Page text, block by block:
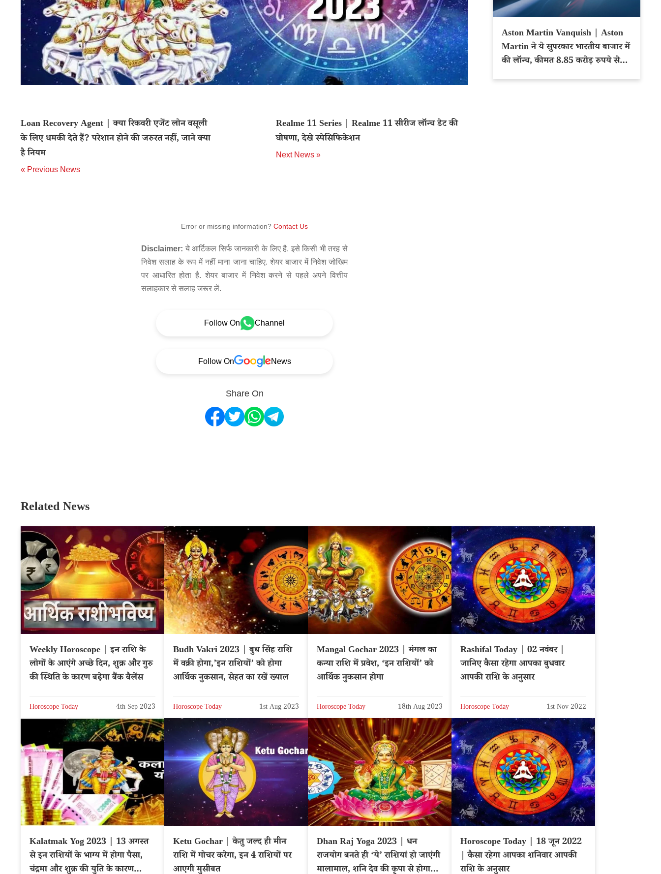
Loan Recovery Agent | क्या रिकवरी एजेंट लोन वसूली
के लिए धमकी देते हैं? परेशान होने की जरुरत नहीं, जाने क्या
है नियम
« Previous News
Realme 11 Series | Realme 11 सीरीज लॉन्च डेट की
घोषणा, देखे स्पेसिफिकेशन
Next News »
Error or missing information? Contact Us
Disclaimer: ये आर्टिकल सिर्फ जानकारी के लिए है. इसे किसी भी तरह से
निवेश सलाह के रूप में नहीं माना जाना चाहिए. शेयर बाजार में निवेश जोखिम
पर आधारित होता है. शेयर बाजार में निवेश करने से पहले अपने वित्तीय
सलाहकार से सलाह जरूर लें.
Follow On Channel
Follow On News
Share On
Aston Martin Vanquish | Aston
Martin ने ये सुपरकार भारतीय बाजार में
की लॉन्च, कीमत 8.85 करोड़ रुपये से
Related News
Weekly Horoscope | इन राशि के
लोगों के आएंगे अच्छे दिन, शुक्र और गुरु
की स्थिति के कारण बढ़ेगा बैंक बैलेंस
Horoscope Today 4th Sep 2023
Budh Vakri 2023 | बुध सिंह राशि
में वक्री होगा,’इन राशियों’ को होगा
आर्थिक नुकसान, सेहत का रखें ख्याल
Horoscope Today 1st Aug 2023
Mangal Gochar 2023 | मंगल का
कन्या राशि में प्रवेश, ‘इन राशियों’ को
आर्थिक नुकसान होगा
Horoscope Today 18th Aug 2023
Rashifal Today | 02 नवंबर |
जानिए कैसा रहेगा आपका बुधवार
आपकी राशि के अनुसार
Horoscope Today 1st Nov 2022
Kalatmak Yog 2023 | 13 अगस्त
से इन राशियों के भाग्य में होगा पैसा,
चंद्रमा और शुक्र की युति के कारण
Ketu Gochar | केतु जल्द ही मीन
राशि में गोचर करेगा, इन 4 राशियों पर
आएगी मुसीबत
Dhan Raj Yoga 2023 | धन
राजयोग बनते ही ‘ये’ राशियां हो जाएंगी
मालामाल, शनि देव की कृपा से होगा
Horoscope Today | 18 जून 2022
| कैसा रहेगा आपका शनिवार आपकी
राशि के अनुसार